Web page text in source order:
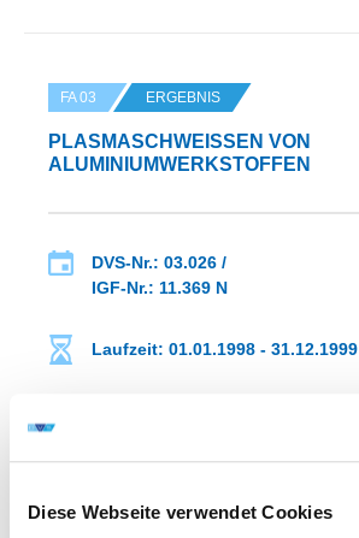
Diese Webseite verwendet Cookies
FA 03 ERGEBNIS
PLASMASCHWEISSEN VON A
LUMINIUMWERKSTOFFEN
DVS-Nr.: 03.026 /
IGF-Nr.: 11.369 N
Laufzeit: 01.01.1998 - 31.12.1999